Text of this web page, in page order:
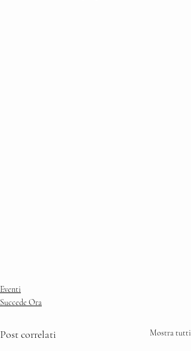
Eventi
Succede Ora
Post correlati Mostra tutti